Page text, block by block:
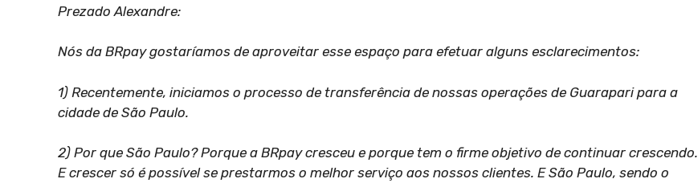
Prezado Alexandre:
Nós da BRpay gostaríamos de aproveitar esse espaço para efetuar alguns esclarecimentos:
1) Recentemente, iniciamos o processo de transferência de nossas operações de Guarapari para a
cidade de São Paulo.
2) Por que São Paulo? Porque a BRpay cresceu e porque tem o firme objetivo de continuar crescendo.
E crescer só é possível se prestarmos o melhor serviço aos nossos clientes. E São Paulo, sendo o